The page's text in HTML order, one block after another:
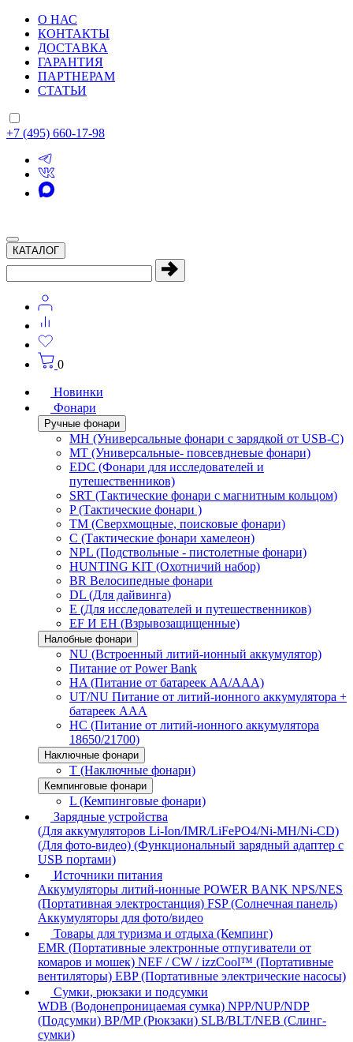
О НАС
КОНТАКТЫ
ДОСТАВКА
ГАРАНТИЯ
ПАРТНЕРАМ
СТАТЬИ
+7 (495) 660-17-98
КАТАЛОГ
0
Новинки
Фонари
Ручные фонари
MH (Универсальные фонари с зарядкой от USB-C)
MT (Универсальные- повсевдневые фонари)
EDC (Фонари для исследователей и
путешественников)
SRT (Тактические фонари с магнитным кольцом)
P (Тактические фонари )
TM (Сверхмощные, поисковые фонари)
C (Тактические фонари хамелеон)
NPL (Подствольные - пистолетные фонари)
HUNTING KIT (Охотничий набор)
BR Велосипедные фонари
DL (Для дайвинга)
E (Для исследователей и путешественников)
EF И EH (Взрывозащищенные)
Налобные фонари
NU (Встроенный литий-ионный аккумулятор)
Питание от Power Bank
HA (Питание от батареек AA/AAA)
UT/NU Питание от литий-ионного аккумулятора +
батареек AAA
HC (Питание от литий-ионного аккумулятора
18650/21700)
Наключные фонари
T (Наключные фонари)
Кемпинговые фонари
L (Кемпинговые фонари)
Зарядные устройства
(Для аккумуляторов Li-Ion/IMR/LiFePO4/Ni-MH/Ni-CD)
(Для фото-видео) (Функциональный зарядный адаптер с
USB портами)
Источники питания
Аккумуляторы литий-ионные POWER BANK NPS/NES
(Портативная электростанция) FSP (Солнечная панель)
Аккумуляторы для фото/видео
Товары для туризма и отдыха (Кемпинг)
EMR (Портативные электронные отпугиватели от
комаров и мошек) NEF / CW / izzCool™ (Портативные
вентиляторы) EBP (Портативные электрические насосы)
Сумки, рюкзаки и подсумки
WDB (Водонепроницаемая сумка) NPP/NUP/NDP
(Подсумки) BP/MP (Рюкзаки) SLB/BLT/NEB (Слинг-
сумки)